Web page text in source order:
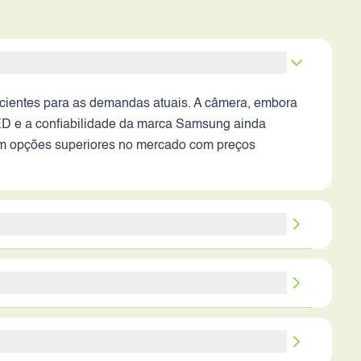
para as demandas atuais. A câmera, embora
e a confiabilidade da marca Samsung ainda
opções superiores no mercado com preços
AMOLED e a reputação da marca Samsung
e da tolerância às limitações técnicas. Em resumo,
avançados. O dispositivo pode ser uma boa